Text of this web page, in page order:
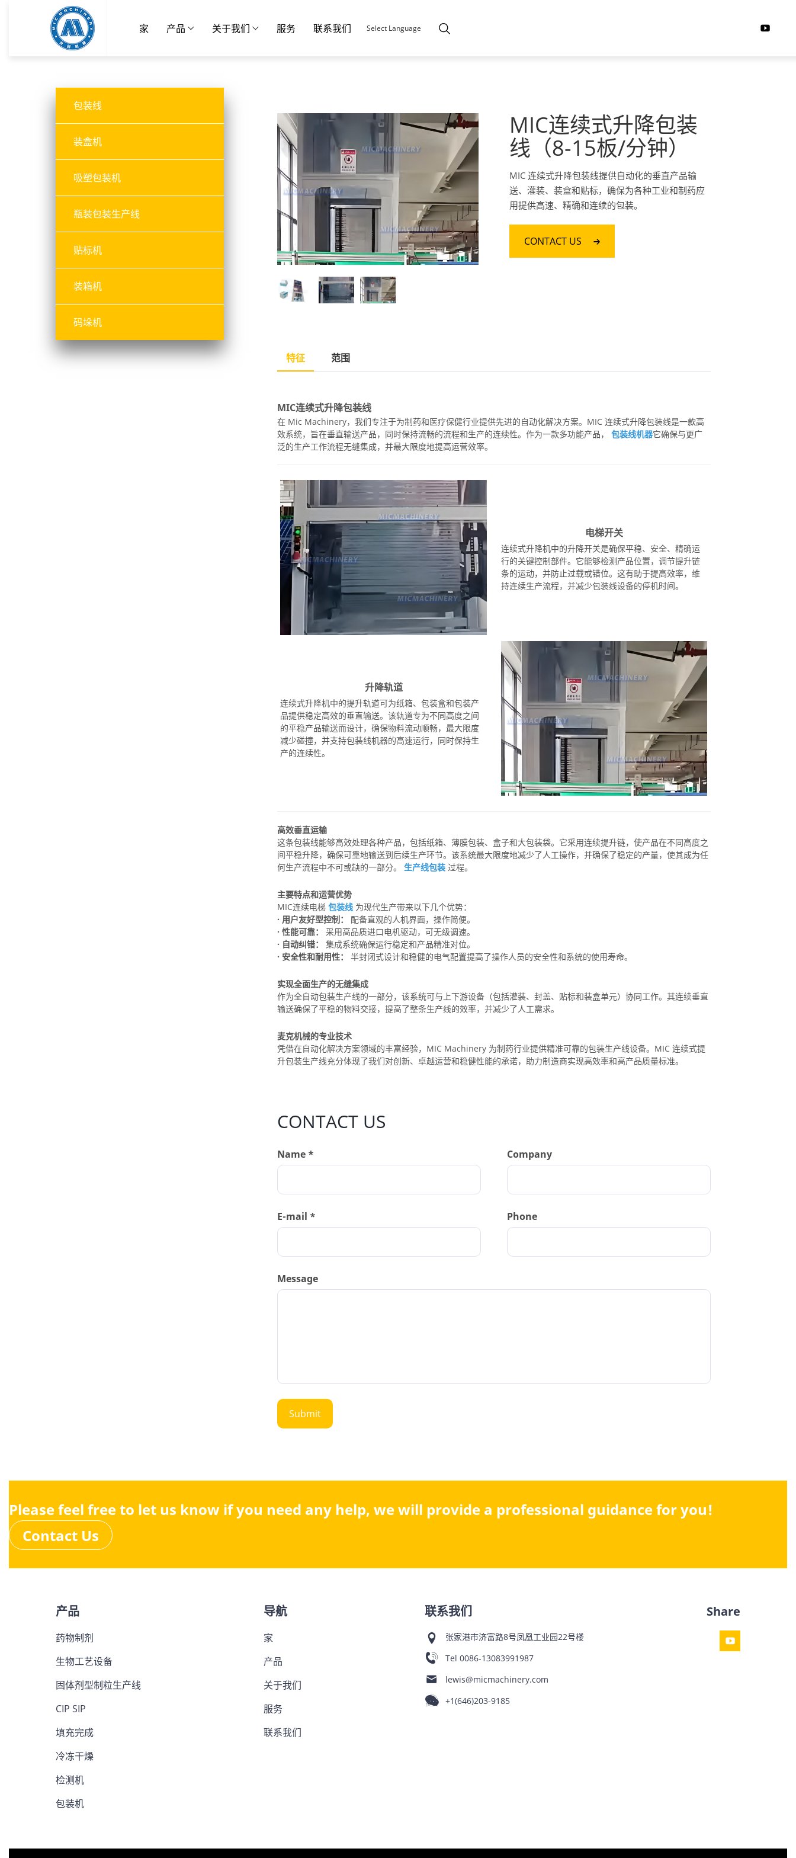
家 产品 关于我们 服务 联系我们 Select Language
MIC连续式升降包装
线（8-15板/分钟）
MIC 连续式升降包装线提供自动化的垂直产品输
送、灌装、装盒和贴标，确保为各种工业和制药应
用提供高速、精确和连续的包装。
CONTACT US
特征 范围
MIC连续式升降包装线
在 Mic Machinery，我们专注于为制药和医疗保健行业提供先进的自动化解决方案。MIC 连续式升降包装线是一款高
效系统，旨在垂直输送产品，同时保持流畅的流程和生产的连续性。作为一款多功能产品，包装线机器它确保与更广
泛的生产工作流程无缝集成，并最大限度地提高运营效率。
电梯开关
连续式升降机中的升降开关是确保平稳、安全、精确运
行的关键控制部件。它能够检测产品位置，调节提升链
条的运动，并防止过载或错位。这有助于提高效率，维
持连续生产流程，并减少包装线设备的停机时间。
升降轨道
连续式升降机中的提升轨道可为纸箱、包装盒和包装产
品提供稳定高效的垂直输送。该轨道专为不同高度之间
的平稳产品输送而设计，确保物料流动顺畅，最大限度
减少碰撞，并支持包装线机器的高速运行，同时保持生
产的连续性。
高效垂直运输
这条包装线能够高效处理各种产品，包括纸箱、薄膜包装、盒子和大包装袋。它采用连续提升链，使产品在不同高度之
间平稳升降，确保可靠地输送到后续生产环节。该系统最大限度地减少了人工操作，并确保了稳定的产量，使其成为任
何生产流程中不可或缺的一部分。生产线包装 过程。
主要特点和运营优势
MIC连续电梯包装线 为现代生产带来以下几个优势：
· 用户友好型控制：配备直观的人机界面，操作简便。
· 性能可靠：采用高品质进口电机驱动，可无级调速。
· 自动纠错：集成系统确保运行稳定和产品精准对位。
· 安全性和耐用性：半封闭式设计和稳健的电气配置提高了操作人员的安全性和系统的使用寿命。
实现全面生产的无缝集成
作为全自动包装生产线的一部分，该系统可与上下游设备（包括灌装、封盖、贴标和装盒单元）协同工作。其连续垂直
输送确保了平稳的物料交接，提高了整条生产线的效率，并减少了人工需求。
麦克机械的专业技术
凭借在自动化解决方案领域的丰富经验，MIC Machinery 为制药行业提供精准可靠的包装生产线设备。MIC 连续式提
升包装生产线充分体现了我们对创新、卓越运营和稳健性能的承诺，助力制造商实现高效率和高产品质量标准。
CONTACT US
Name * Company
E-mail * Phone
Message
包装线
装盒机
吸塑包装机
瓶装包装生产线
贴标机
装箱机
码垛机
Please feel free to let us know if you need any help, we will provide a professional guidance for you!
Contact Us
产品
药物制剂
生物工艺设备
固体剂型制粒生产线
CIP SIP
填充完成
冷冻干燥
检测机
包装机
导航
家
产品
关于我们
服务
联系我们
联系我们
张家港市济富路8号凤凰工业园22号楼
Tel 0086-13083991987
lewis@micmachinery.com
+1(646)203-9185
Share